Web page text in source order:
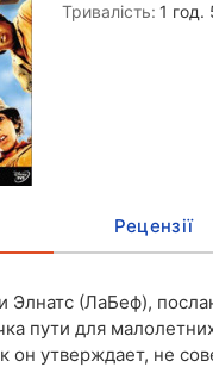
Тривалість: 1 год.
Рецензії
Элнатс (ЛаБеф),
пути для
он утверждает, не